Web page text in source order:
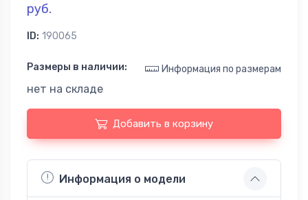
руб.
ID: 190065
Размеры в наличии: Информация по размерам
нет на складе
Добавить в корзину
Информация о модели